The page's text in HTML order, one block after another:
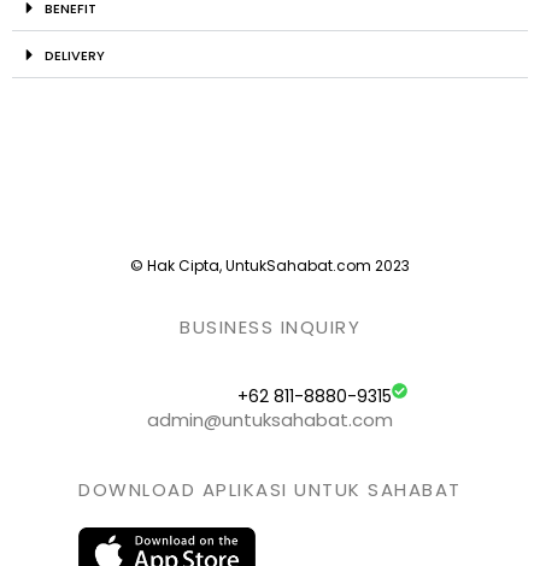
BENEFIT
DELIVERY
© Hak Cipta, UntukSahabat.com 2023
BUSINESS INQUIRY
+62 811-8880-9315
admin@untuksahabat.com
DOWNLOAD APLIKASI UNTUK SAHABAT